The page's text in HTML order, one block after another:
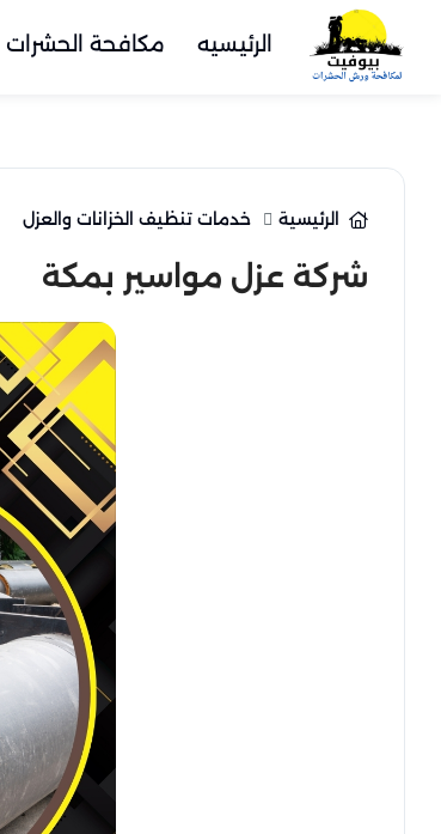
الرئيسيه مكافحة الحشرات
الرئيسية خدمات تنظيف الخزانات والعزل
شركة عزل مواسير بمكة